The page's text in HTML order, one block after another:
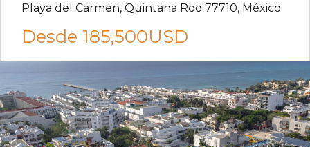
Playa del Carmen, Quintana Roo 77710, México
Desde 185,500USD